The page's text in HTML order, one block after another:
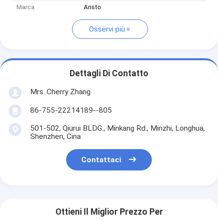
Marca
Aristo
Osservi più
Dettagli Di Contatto
Mrs. Cherry Zhang
86-755-22214189--805
501-502, Qiurui BLDG., Minkang Rd., Minzhi, Longhua,
Shenzhen, Cina
Contattaci
Ottieni Il Miglior Prezzo Per